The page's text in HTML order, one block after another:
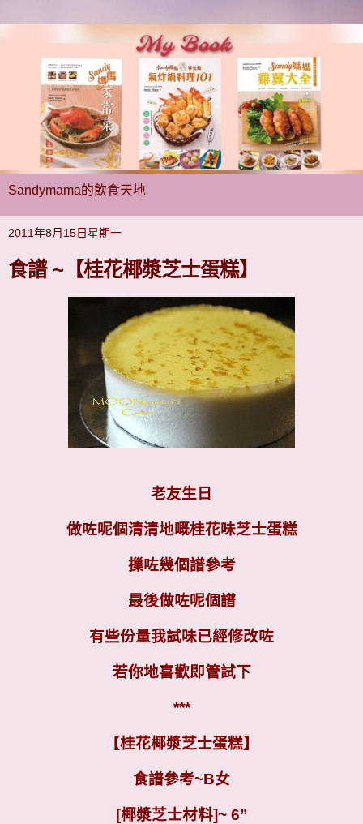
Sandymama的飲食天地
2011年8月15日星期一
食譜 ~【桂花椰漿芝士蛋糕】
老友生日
做咗呢個清清地嘅桂花味芝士蛋糕
摷咗幾個譜參考
最後做咗呢個譜
有些份量我試味已經修改咗
若你地喜歡即管試下
***
【桂花椰漿芝士蛋糕】
食譜參考~B女
[椰漿芝士材料]~ 6”